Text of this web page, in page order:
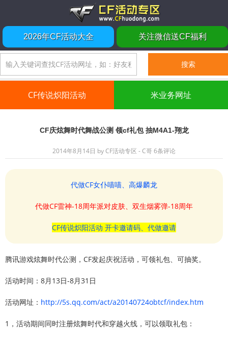
2026年CF活动大全 关注微信送CF福利
CF传说炽阳活动 米业务网址
CF庆炫舞时代舞战公测 领cf礼包 抽M4A1-翔龙
2014年8月14日 byCF活动专区 - C哥6条评论
代做CF女仆喵喵、高爆麟龙
代做CF雷神-18周年派对皮肤、双生烟雾弹-18周年
CF传说炽阳活动 开卡邀请码、代做邀请
腾讯游戏炫舞时代公测，CF发起庆祝活动，可领礼包、可抽奖。
活动时间：8月13日-8月31日
活动网址： http://5s.qq.com/act/a20140724obtcf/index.htm
1，活动期间同时注册炫舞时代和穿越火线，可以领取礼包：